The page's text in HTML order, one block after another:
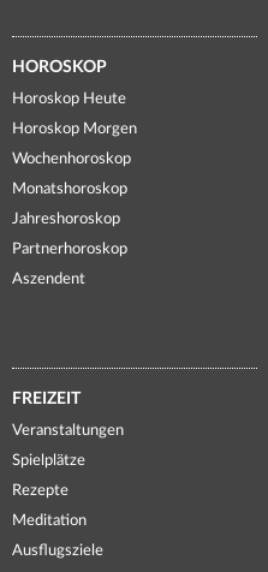
HOROSKOP
Horoskop Heute
Horoskop Morgen
Wochenhoroskop
Monatshoroskop
Jahreshoroskop
Partnerhoroskop
Aszendent
FREIZEIT
Veranstaltungen
Spielplätze
Rezepte
Meditation
Ausflugsziele